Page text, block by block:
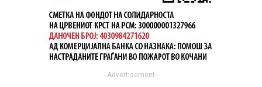
- Advertisement -